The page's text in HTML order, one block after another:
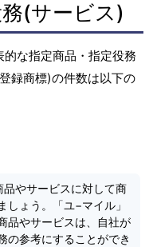
(サービス)
な指定商品・指定役務
録商標)の件数は以下の
品やサービスに対して商
ょう。「ユ−マイル」
品やサービスは、自社が
の参考にすることができ